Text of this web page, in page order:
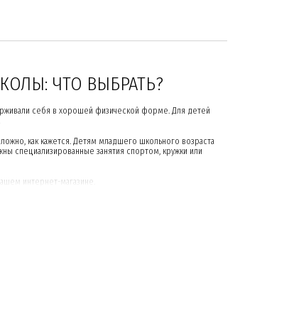
ЧТО ВЫБРАТЬ?
себя в хорошей физической форме. Для детей
как кажется. Детям младшего школьного возраста
специализированные занятия спортом, кружки или
интернет-магазине.
ШКОЛЕ